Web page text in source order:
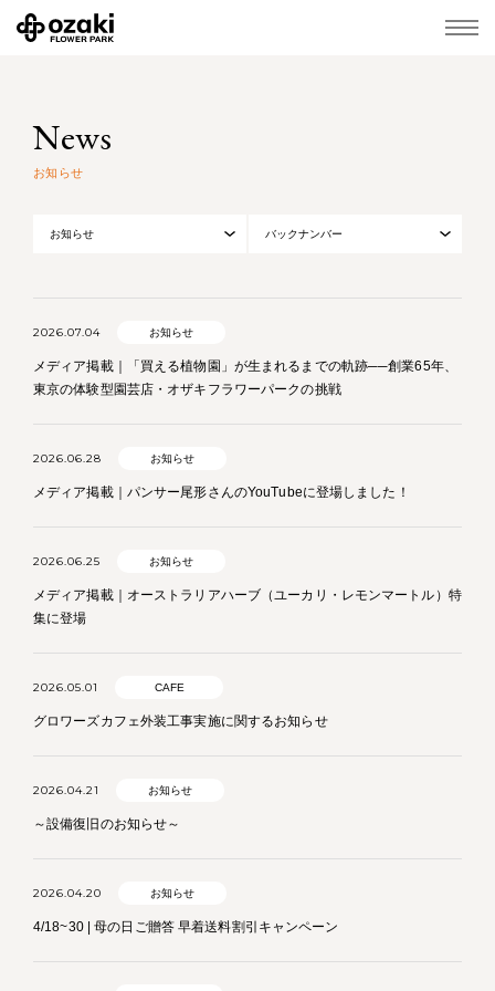
News
お知らせ
2026.07.04 お知らせ
メディア掲載｜「買える植物園」が生まれるまでの軌跡──創業65年、
東京の体験型園芸店・オザキフラワーパークの挑戦
2026.06.28 お知らせ
メディア掲載｜パンサー尾形さんのYouTubeに登場しました！
2026.06.25 お知らせ
メディア掲載｜オーストラリアハーブ（ユーカリ・レモンマートル）特
集に登場
2026.05.01 CAFE
グロワーズカフェ外装工事実施に関するお知らせ
2026.04.21 お知らせ
～設備復旧のお知らせ～
2026.04.20 お知らせ
4/18~30 | 母の日ご贈答 早着送料割引キャンペーン